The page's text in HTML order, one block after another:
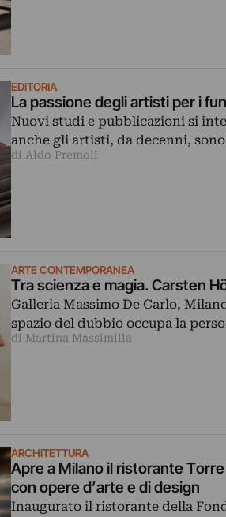
EDITORIA
La passione degli artisti per i
Nuovi studi e pubblicazioni si
anche gli artisti, da decenni,
di Aldo Premoli
ARTE CONTEMPORANEA
Tra scienza e magia. Carsten
Galleria Massimo De Carlo,
spazio del dubbio occupa la
di Martina Massimilla
ARCHITETTURA
Apre a Milano il ristorante
con opere d’arte e di design
Inaugurato il ristorante della